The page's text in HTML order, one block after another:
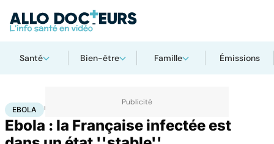
Santé Bien-être Famille Émissions
Accueil Santé
EBOLA
Ebola : la Française infectée est